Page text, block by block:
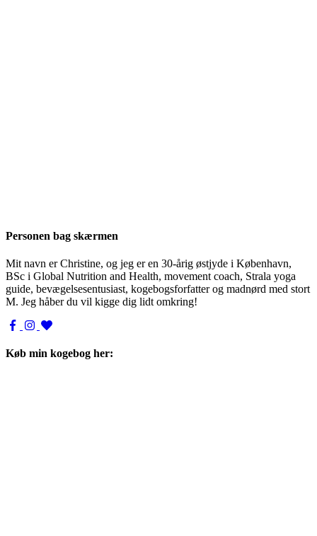
Personen bag skærmen
Mit navn er Christine, og jeg er en 30-årig østjyde i København,
BSc i Global Nutrition and Health, movement coach, Strala yoga
guide, bevægelsesentusiast, kogebogsforfatter og madnørd med stort
M. Jeg håber du vil kigge dig lidt omkring!
Køb min kogebog her: